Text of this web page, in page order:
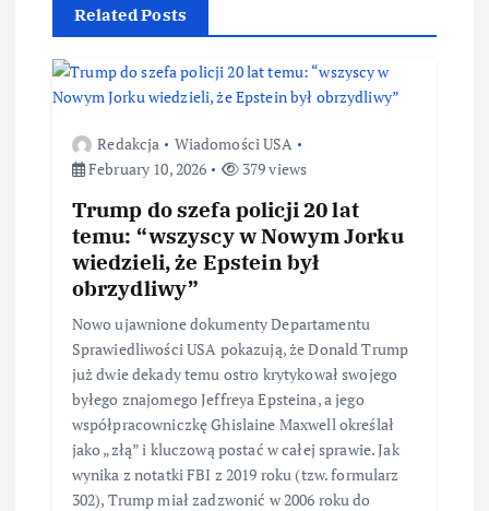
Related Posts
Redakcja
Wiadomości USA
February 10, 2026
379 views
Trump do szefa policji 20 lat
temu: “wszyscy w Nowym Jorku
wiedzieli, że Epstein był
obrzydliwy”
Nowo ujawnione dokumenty Departamentu
Sprawiedliwości USA pokazują, że Donald Trump
już dwie dekady temu ostro krytykował swojego
byłego znajomego Jeffreya Epsteina, a jego
współpracowniczkę Ghislaine Maxwell określał
jako „złą” i kluczową postać w całej sprawie. Jak
wynika z notatki FBI z 2019 roku (tzw. formularz
302), Trump miał zadzwonić w 2006 roku do